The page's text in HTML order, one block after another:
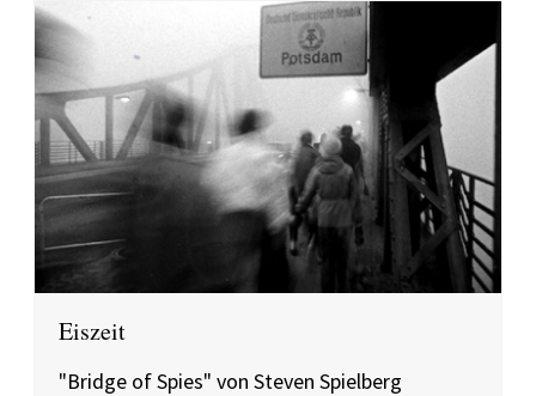
Eiszeit
"Bridge of Spies" von Steven Spielberg